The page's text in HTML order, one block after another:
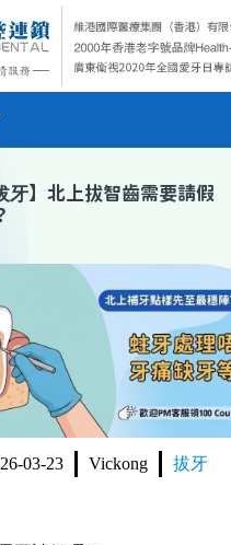
introduction
introduction
news
standard
牙】北上拔智齒需要請假
03-23 Vickong 拔牙